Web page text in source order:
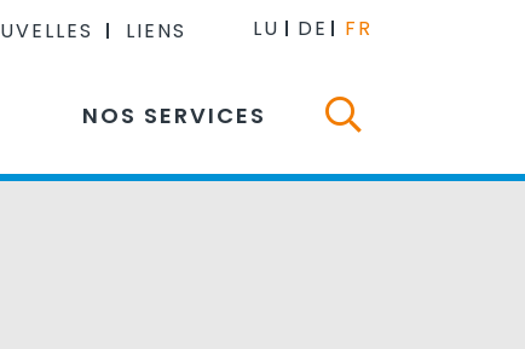
LIENS LU DE FR
NOS SERVICES